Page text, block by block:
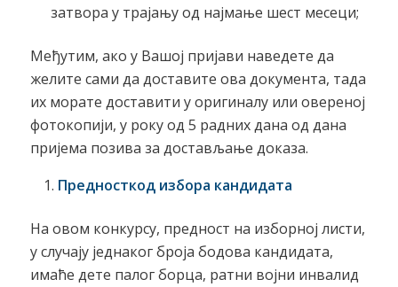
затвора у трајању од најмање шест месеци;
Међутим, ако у Вашој пријави наведете да
желите сами да доставите ова документа, тада
их морате доставити у оригиналу или овереној
фотокопији, у року од 5 радних дана од дана
пријема позива за достављање доказа.
Предносткод избора кандидата
На овом конкурсу, предност на изборној листи,
у случају једнаког броја бодова кандидата,
имаће дете палог борца, ратни војни инвалид